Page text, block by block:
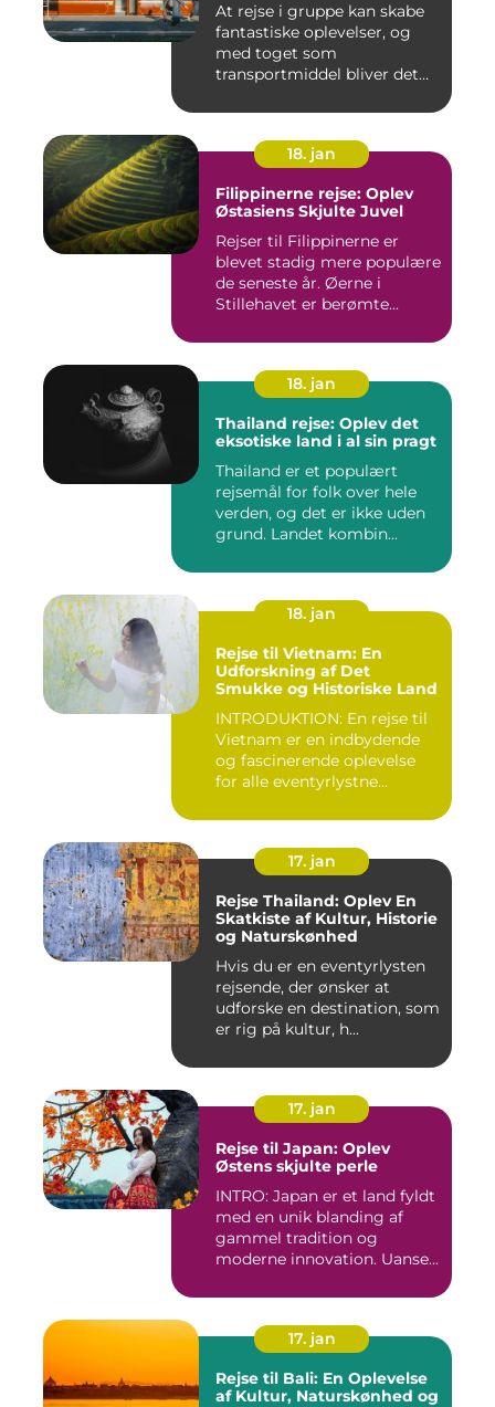
At rejse i gruppe kan skabe
fantastiske oplevelser, og
med toget som
transportmiddel bliver det
18. jan
Filippinerne rejse: Oplev
Østasiens Skjulte Juvel
Rejser til Filippinerne er
blevet stadig mere populære
de seneste år. Øerne i
Stillehavet er berømte...
18. jan
Thailand rejse: Oplev det
eksotiske land i al sin pragt
Thailand er et populært
rejsemål for folk over hele
verden, og det er ikke uden
grund. Landet kombin...
18. jan
Rejse til Vietnam: En
Udforskning af Det
Smukke og Historiske Land
INTRODUKTION: En rejse til
Vietnam er en indbydende
og fascinerende oplevelse
for alle eventyrlystne...
17. jan
Rejse Thailand: Oplev En
Skatkiste af Kultur, Historie
og Naturskønhed
Hvis du er en eventyrlysten
rejsende, der ønsker at
udforske en destination, som
er rig på kultur, h...
17. jan
Rejse til Japan: Oplev
Østens skjulte perle
INTRO: Japan er et land fyldt
med en unik blanding af
gammel tradition og
moderne innovation. Uanse...
17. jan
Rejse til Bali: En Oplevelse
af Kultur, Naturskønhed og